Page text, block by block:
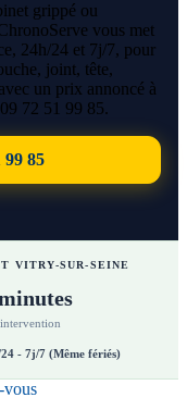
grippé ou
vous met
24h/24 et 7j/7, pour
joint, tête,
un prix annoncé à
72 51 99 85.
99 85
VITRY-SUR-SEINE
- 7j/7 (Même fériés)
vous